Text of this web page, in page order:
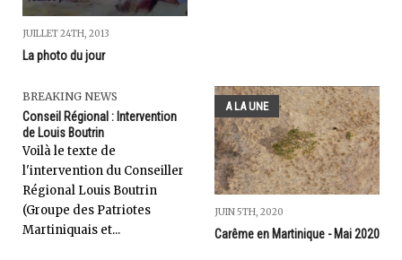
JUILLET 24TH, 2013
La photo du jour
BREAKING NEWS
Conseil Régional : Intervention
de Louis Boutrin
Voilà le texte de
l'intervention du Conseiller
Régional Louis Boutrin
(Groupe des Patriotes
Martiniquais et...
A LA UNE
JUIN 5TH, 2020
Carême en Martinique - Mai 2020